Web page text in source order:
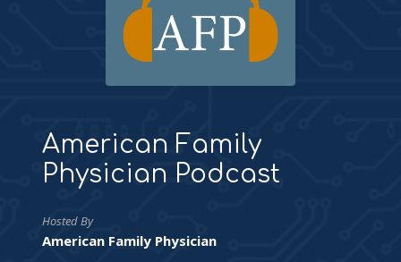
American Family
Physician Podcast
Hosted By
American Family Physician